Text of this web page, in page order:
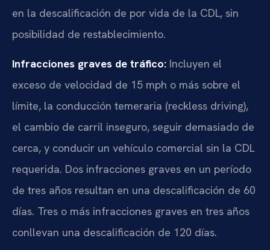
en la descalificación de por vida de la CDL, sin
posibilidad de restablecimiento.
Infracciones graves de tráfico: Incluyen el
exceso de velocidad de 15 mph o más sobre el
límite, la conducción temeraria (reckless driving),
el cambio de carril inseguro, seguir demasiado de
cerca, y conducir un vehículo comercial sin la CDL
requerida. Dos infracciones graves en un período
de tres años resultan en una descalificación de 60
días. Tres o más infracciones graves en tres años
conllevan una descalificación de 120 días.